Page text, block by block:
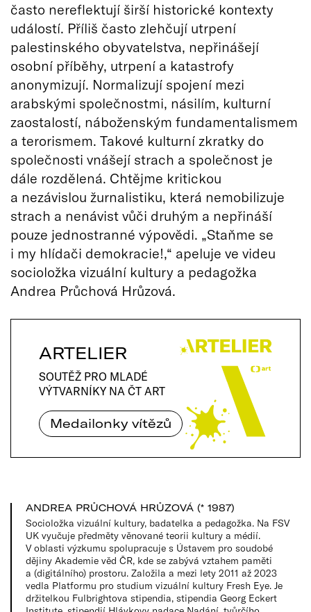
často nereflektují širší historické kontexty
událostí. Příliš často zlehčují utrpení
palestinského obyvatelstva, nepřinášejí
osobní příběhy, utrpení a katastrofy
anonymizují. Normalizují spojení mezi
arabskými společnostmi, násilím, kulturní
zaostalostí, náboženským fundamentalismem
a terorismem. Takové kulturní zkratky do
společnosti vnášejí strach a společnost je
dále rozdělená. Chtějme kritickou
a nezávislou žurnalistiku, která nemobilizuje
strach a nenávist vůči druhým a nepřináší
pouze jednostranné výpovědi. „Staňme se
i my hlídači demokracie!,“ apeluje ve videu
socioložka vizuální kultury a pedagožka
Andrea Průchová Hrůzová.
ARTELIER
SOUTĚŽ PRO MLADÉ
VÝTVARNÍKY NA ČT ART
Medailonky vítězů
ANDREA PRŮCHOVÁ HRŮZOVÁ (* 1987)
Socioložka vizuální kultury, badatelka a pedagožka. Na FSV
UK vyučuje předměty věnované teorii kultury a médií.
V oblasti výzkumu spolupracuje s Ústavem pro soudobé
dějiny Akademie věd ČR, kde se zabývá vztahem paměti
a (digitálního) prostoru. Založila a mezi lety 2011 až 2023
vedla Platformu pro studium vizuální kultury Fresh Eye. Je
držitelkou Fulbrightova stipendia, stipendia Georg Eckert